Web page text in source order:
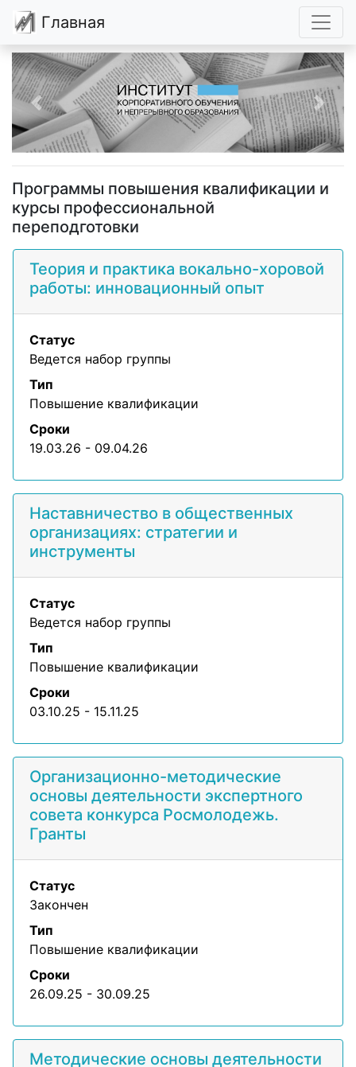
Главная
Previous Next
Программы повышения квалификации и
курсы профессиональной
переподготовки
Теория и практика вокально-хоровой
работы: инновационный опыт
Статус
Ведется набор группы
Тип
Повышение квалификации
Сроки
19.03.26 - 09.04.26
Наставничество в общественных
организациях: стратегии и
инструменты
Статус
Ведется набор группы
Тип
Повышение квалификации
Сроки
03.10.25 - 15.11.25
Организационно-методические
основы деятельности экспертного
совета конкурса Росмолодежь.
Гранты
Статус
Закончен
Тип
Повышение квалификации
Сроки
26.09.25 - 30.09.25
Методические основы деятельности